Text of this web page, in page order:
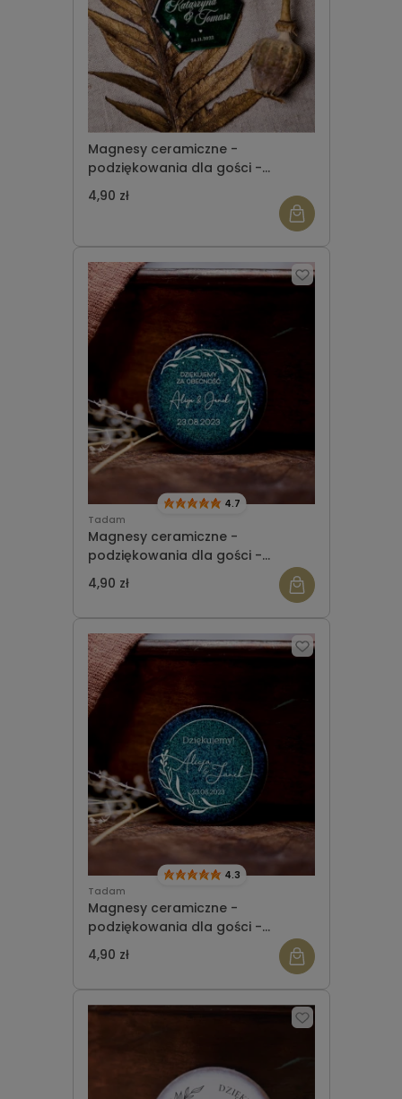
Magnesy ceramiczne -
podziękowania dla gości -
heksagon - wzór 5
4,90 zł
Tadam
Magnesy ceramiczne -
podziękowania dla gości -
okrągłe - wzór 2
4.7
4,90 zł
Tadam
Magnesy ceramiczne -
podziękowania dla gości -
okrągłe - wzór 3
4.3
4,90 zł